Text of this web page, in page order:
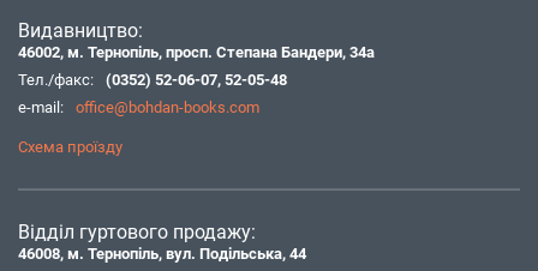
Видавництво:
46002, м. Тернопіль, просп. Степана Бандери, 34а
Тел./факс:
(0352) 52-06-07, 52-05-48
e-mail:
office@bohdan-books.com
Схема проїзду
Відділ гуртового продажу:
46008, м. Тернопіль, вул. Подільська, 44